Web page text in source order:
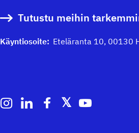
Tutustu meihin
Käyntiosoite: Eteläranta 10, 00130